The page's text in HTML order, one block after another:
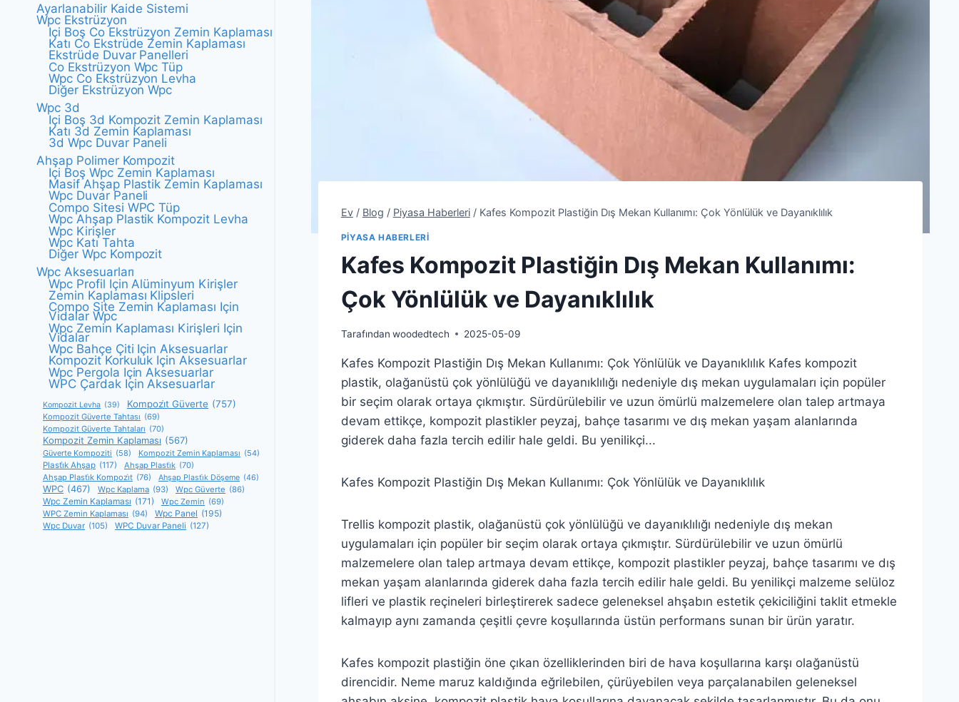
Ev / Blog / Piyasa Haberleri / Kafes Kompozit Plastiğin Dış Mekan Kullanımı: Çok Yönlülük ve Dayanıklılık
PIYASA HABERLERI
Kafes Kompozit Plastiğin Dış Mekan Kullanımı:
Çok Yönlülük ve Dayanıklılık
Tarafından woodedtech 2025-05-09
Kafes Kompozit Plastiğin Dış Mekan Kullanımı: Çok Yönlülük ve Dayanıklılık Kafes kompozit
plastik, olağanüstü çok yönlülüğü ve dayanıklılığı nedeniyle dış mekan uygulamaları için popüler
bir seçim olarak ortaya çıkmıştır. Sürdürülebilir ve uzun ömürlü malzemelere olan talep artmaya
devam ettikçe, kompozit plastikler peyzaj, bahçe tasarımı ve dış mekan yaşam alanlarında
giderek daha fazla tercih edilir hale geldi. Bu yenilikçi...
Kafes Kompozit Plastiğin Dış Mekan Kullanımı: Çok Yönlülük ve Dayanıklılık
Trellis kompozit plastik, olağanüstü çok yönlülüğü ve dayanıklılığı nedeniyle dış mekan
uygulamaları için popüler bir seçim olarak ortaya çıkmıştır. Sürdürülebilir ve uzun ömürlü
malzemelere olan talep artmaya devam ettikçe, kompozit plastikler peyzaj, bahçe tasarımı ve dış
mekan yaşam alanlarında giderek daha fazla tercih edilir hale geldi. Bu yenilikçi malzeme selüloz
lifleri ve plastik reçineleri birleştirerek sadece geleneksel ahşabın estetik çekiciliğini taklit etmekle
kalmayıp aynı zamanda çeşitli çevre koşullarında üstün performans sunan bir ürün yaratır.
Kafes kompozit plastiğin öne çıkan özelliklerinden biri de hava koşullarına karşı olağanüstü
direncidir. Neme maruz kaldığında eğrilebilen, çürüyebilen veya parçalanabilen geleneksel
Ayarlanabilir Kaide Sistemi
Wpc Ekstrüzyon
Içi Boş Co Ekstrüzyon Zemin Kaplaması
Katı Co Ekstrüde Zemin Kaplaması
Ekstrüde Duvar Panelleri
Co Ekstrüzyon Wpc Tüp
Wpc Co Ekstrüzyon Levha
Diğer Ekstrüzyon Wpc
Wpc 3d
Içi Boş 3d Kompozit Zemin Kaplaması
Katı 3d Zemin Kaplaması
3d Wpc Duvar Paneli
Ahşap Polimer Kompozit
Içi Boş Wpc Zemin Kaplaması
Masif Ahşap Plastik Zemin Kaplaması
Wpc Duvar Paneli
Compo Sitesi WPC Tüp
Wpc Ahşap Plastik Kompozit Levha
Wpc Kirişler
Wpc Katı Tahta
Diğer Wpc Kompozit
Wpc Aksesuarları
Wpc Profil Için Alüminyum Kirişler
Zemin Kaplaması Klipsleri
Compo Site Zemin Kaplaması Için
Vidalar Wpc
Wpc Zemin Kaplaması Kirişleri Için
Vidalar
Wpc Bahçe Çiti Için Aksesuarlar
Kompozit Korkuluk Için Aksesuarlar
Wpc Pergola Için Aksesuarlar
WPC Çardak Için Aksesuarlar
Kompozit Levha (39) Kompozi̇t Güverte (757)
Kompozit Güverte Tahtası (69)
Kompozit Güverte Tahtaları (70)
Kompozit Zemin Kaplaması (567)
Güverte Kompoziti (58) Kompozit Zemin Kaplaması (54)
Plasti̇k Ahşap (117) Ahşap Plasti̇k (70)
Ahşap Plasti̇k Kompozi̇t (76) Ahşap Plasti̇k Döşeme (46)
WPC (467) Wpc Kaplama (93) Wpc Güverte (86)
Wpc Zemin Kaplaması (171) Wpc Zemin (69)
WPC Zemin Kaplaması (94) Wpc Panel (195)
Wpc Duvar (105) WPC Duvar Paneli (127)